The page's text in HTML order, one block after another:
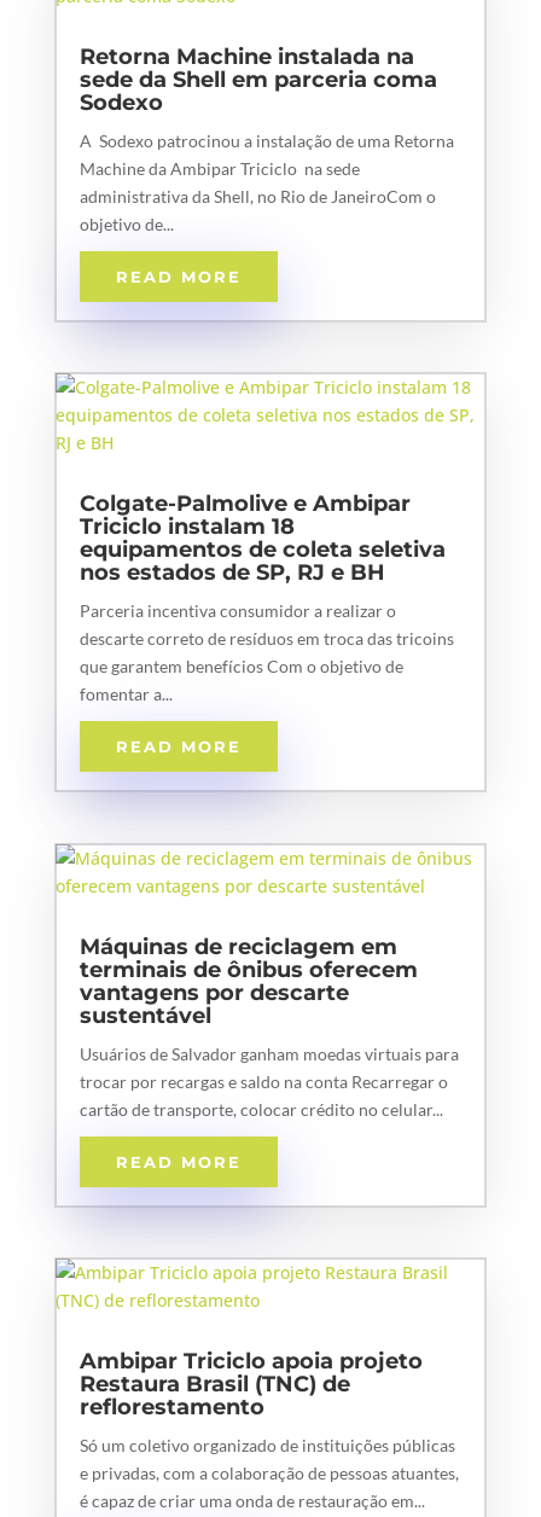
Retorna Machine instalada na
sede da Shell em parceria coma
Sodexo
A Sodexo patrocinou a instalação de uma Retorna
Machine da Ambipar Triciclo na sede
administrativa da Shell, no Rio de JaneiroCom o
objetivo de...
READ MORE
Colgate-Palmolive e Ambipar
Triciclo instalam 18
equipamentos de coleta seletiva
nos estados de SP, RJ e BH
Parceria incentiva consumidor a realizar o
descarte correto de resíduos em troca das tricoins
que garantem benefícios Com o objetivo de
fomentar a...
READ MORE
Máquinas de reciclagem em
terminais de ônibus oferecem
vantagens por descarte
sustentável
Usuários de Salvador ganham moedas virtuais para
trocar por recargas e saldo na conta Recarregar o
cartão de transporte, colocar crédito no celular...
READ MORE
Ambipar Triciclo apoia projeto
Restaura Brasil (TNC) de
reflorestamento
Só um coletivo organizado de instituições públicas
e privadas, com a colaboração de pessoas atuantes,
é capaz de criar uma onda de restauração em...